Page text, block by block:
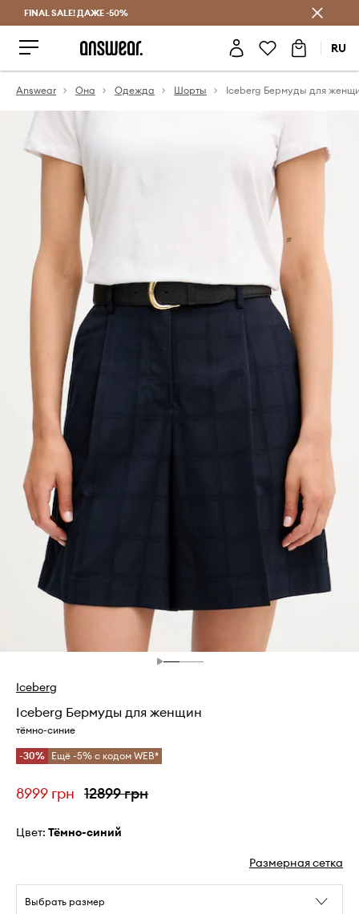
FINAL SALE! ДАЖЕ -50%
RU
Answear Она Одежда Шорты Iceberg Бермуды для
Iceberg
Iceberg Бермуды для женщин
тёмно-синие
-30% Ещё -5% с кодом WEB*
8999 грн 12899 грн
Цвет: тёмно-синий
Размерная сетка
Выбрать размер